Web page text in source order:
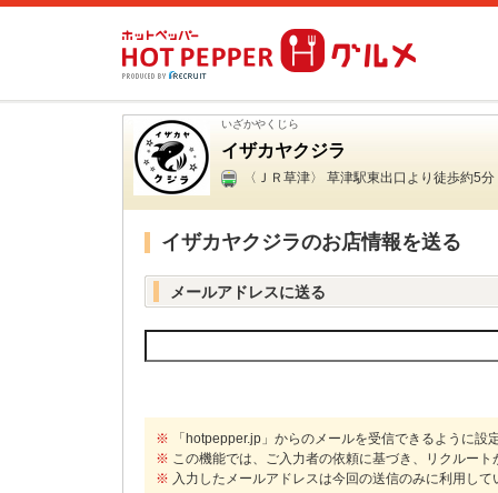
いざかやくじら
イザカヤクジラ
〈ＪＲ草津〉 草津駅東出口より徒歩約5分
イザカヤクジラのお店情報を送る
メールアドレスに送る
※ 「hotpepper.jp」からのメールを受信できるように設
※ この機能では、ご入力者の依頼に基づき、リクルー
※ 入力したメールアドレスは今回の送信のみに利用して